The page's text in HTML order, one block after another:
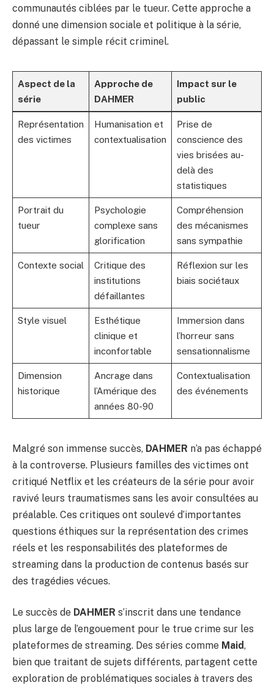
communautés ciblées par le tueur. Cette approche a
donné une dimension sociale et politique à la série,
dépassant le simple récit criminel.
Aspect de la
série
Approche de
DAHMER
Impact sur le
public
Représentation
des victimes
Humanisation et
contextualisation
Prise de
conscience des
vies brisées au-
delà des
statistiques
Portrait du
tueur
Psychologie
complexe sans
glorification
Compréhension
des mécanismes
sans sympathie
Contexte social
Critique des
institutions
défaillantes
Réflexion sur les
biais sociétaux
Style visuel
Esthétique
clinique et
inconfortable
Immersion dans
l’horreur sans
sensationnalisme
Dimension
historique
Ancrage dans
l’Amérique des
années 80-90
Contextualisation
des événements
Malgré son immense succès, DAHMER n’a pas échappé
à la controverse. Plusieurs familles des victimes ont
critiqué Netflix et les créateurs de la série pour avoir
ravivé leurs traumatismes sans les avoir consultées au
préalable. Ces critiques ont soulevé d’importantes
questions éthiques sur la représentation des crimes
réels et les responsabilités des plateformes de
streaming dans la production de contenus basés sur
des tragédies vécues.
Le succès de DAHMER s’inscrit dans une tendance
plus large de l’engouement pour le true crime sur les
plateformes de streaming. Des séries comme Maid,
bien que traitant de sujets différents, partagent cette
exploration de problématiques sociales à travers des